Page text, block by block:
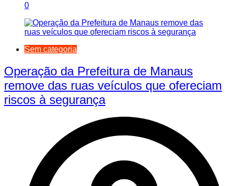
0
Sem categoria
Operação da Prefeitura de Manaus
remove das ruas veículos que ofereciam
riscos à segurança